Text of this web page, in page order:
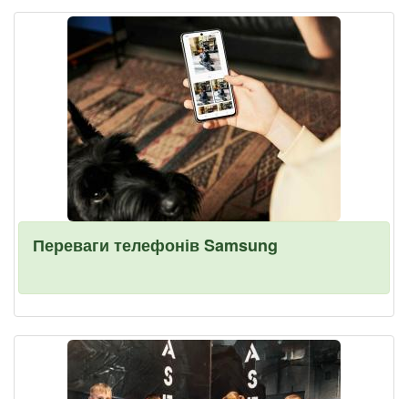
Переваги телефонів Samsung